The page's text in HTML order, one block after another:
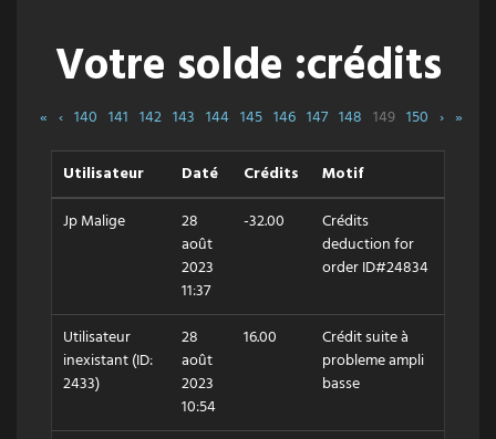
Votre solde :crédits
« ‹ 140 141 142 143 144 145 146 147 148 149 150 › »
Utilisateur Daté Crédits
Motif
Jp Malige
28
août
2023
11:37
-32.00
Crédits
deduction for
order ID#24834
Utilisateur
inexistant (ID:
2433)
28
août
2023
10:54
16.00
Crédit suite à
probleme ampli
basse